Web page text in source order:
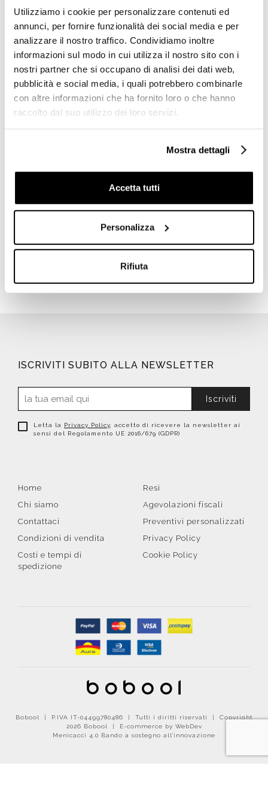
Utilizziamo i cookie per personalizzare contenuti ed
annunci, per fornire funzionalità dei social media e per
analizzare il nostro traffico. Condividiamo inoltre
informazioni sul modo in cui utilizza il nostro sito con i
nostri partner che si occupano di analisi dei dati web,
pubblicità e social media, i quali potrebbero combinarle
con altre informazioni che ha fornito loro o che hanno
raccolto dal suo utilizzo dei loro servizi.
Mostra dettagli
Accetta tutti
Personalizza
Rifiuta
Richiedi preventivo Richiedi preventivo
Klinker per esterno effetto
cotto, rosso, 30,6x30,6 cm
- Real Cotto, Domus Linea
Klinker rettangolare per
esterno effetto cotto, rosso,
15x30,6 cm - Real Cotto,
ISCRIVITI SUBITO ALLA NEWSLETTER
Iscriviti
Letta la Privacy Policy , accetto di ricevere la newsletter ai
sensi del Regolamento UE 2016/679 (GDPR)
Home
Chi siamo
Contattaci
Condizioni di vendita
Costi e tempi di
spedizione
Resi
Agevolazioni fiscali
Preventivi personalizzati
Privacy Policy
Cookie Policy
Bobool | P.IVA IT-04499780486 | Tutti i diritti riservati | Copyright
2026 Bobool |
E-commerce by WebDev
Menicacci 4.0 Bando a sostegno all'innovazione